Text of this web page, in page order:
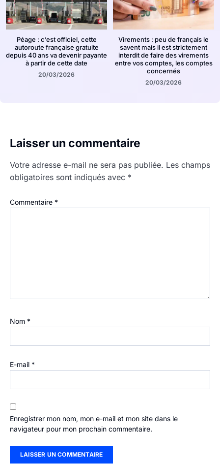
Péage : c’est officiel, cette
autoroute française gratuite
depuis 40 ans va devenir payante
à partir de cette date
20/03/2026
Virements : peu de français le
savent mais il est strictement
interdit de faire des virements
entre vos comptes, les comptes
concernés
20/03/2026
Laisser un commentaire
Votre adresse e-mail ne sera pas publiée. Les champs
obligatoires sont indiqués avec *
Commentaire *
Nom *
E-mail *
Enregistrer mon nom, mon e-mail et mon site dans le
navigateur pour mon prochain commentaire.